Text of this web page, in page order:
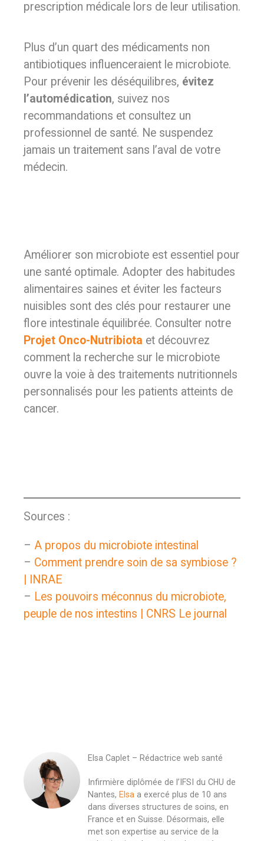
prescription médicale lors de leur utilisation.
Plus d’un quart des médicaments non
antibiotiques influenceraient le microbiote.
Pour prévenir les déséquilibres, évitez
l’automédication, suivez nos
recommandations et consultez un
professionnel de santé. Ne suspendez
jamais un traitement sans l’aval de votre
médecin.
Améliorer son microbiote est essentiel pour
une santé optimale. Adopter des habitudes
alimentaires saines et éviter les facteurs
nuisibles sont des clés pour restaurer une
flore intestinale équilibrée. Consulter notre
Projet Onco-Nutribiota et découvrez
comment la recherche sur le microbiote
ouvre la voie à des traitements nutritionnels
personnalisés pour les patients atteints de
cancer.
Sources :
– A propos du microbiote intestinal
– Comment prendre soin de sa symbiose ?
| INRAE
– Les pouvoirs méconnus du microbiote,
peuple de nos intestins | CNRS Le journal
Elsa Caplet – Rédactrice web santé
Infirmière diplômée de l’IFSI du CHU de
Nantes, Elsa a exercé plus de 10 ans
dans diverses structures de soins, en
France et en Suisse. Désormais, elle
met son expertise au service de la